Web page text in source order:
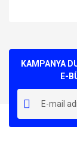
kullanarak
Görüş ve
Ürün
Ürün
Ürün
Ürün
KAMPANYA
E-